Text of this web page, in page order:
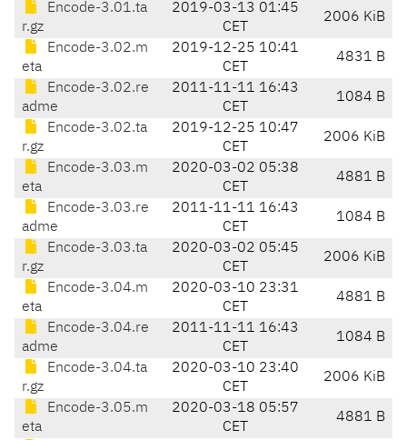
Encode-3.01.ta
r.gz
2019-03-13 01:45
CET
2006 KiB
Encode-3.02.m
eta
2019-12-25 10:41
CET
4831 B
Encode-3.02.re
adme
2011-11-11 16:43
CET
1084 B
Encode-3.02.ta
r.gz
2019-12-25 10:47
CET
2006 KiB
Encode-3.03.m
eta
2020-03-02 05:38
CET
4881 B
Encode-3.03.re
adme
2011-11-11 16:43
CET
1084 B
Encode-3.03.ta
r.gz
2020-03-02 05:45
CET
2006 KiB
Encode-3.04.m
eta
2020-03-10 23:31
CET
4881 B
Encode-3.04.re
adme
2011-11-11 16:43
CET
1084 B
Encode-3.04.ta
r.gz
2020-03-10 23:40
CET
2006 KiB
Encode-3.05.m
eta
2020-03-18 05:57
CET
4881 B